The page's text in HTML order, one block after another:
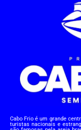
Cabo Frio é um grande
turistas nacionais e